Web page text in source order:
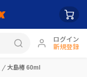
ログイン
新規登録
大島椿 60ml